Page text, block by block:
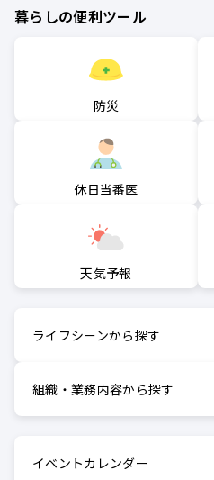
暮らしの便利ツール
防災
休日当番医
天気予報
ライフシーンから探す
組織・業務内容から探す
イベントカレンダー